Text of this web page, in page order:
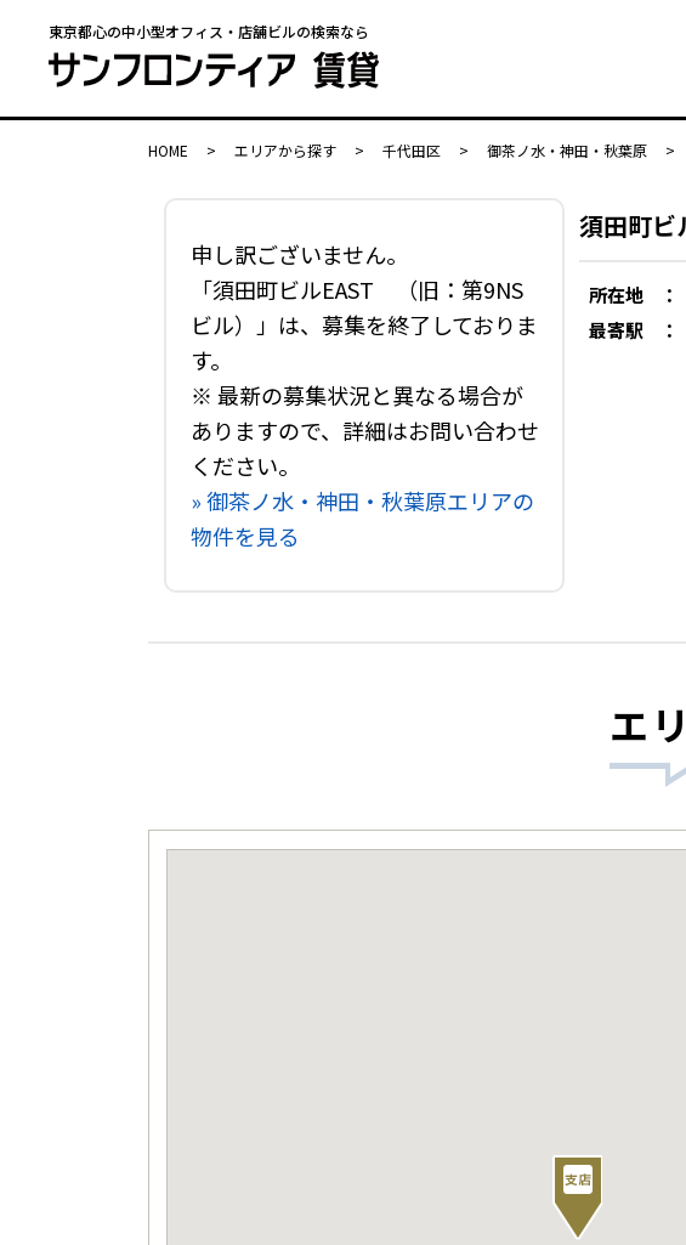
東京都心の中小型オフィス・店舗ビルの検索なら
HOME > エリアから探す > 千代田区 > 御茶ノ水・神田・秋葉原 >
申し訳ございません。
「須田町ビルEAST （旧：第9NS
ビル）」は、募集を終了しておりま
す。
※ 最新の募集状況と異なる場合が
ありますので、詳細はお問い合わせ
ください。
» 御茶ノ水・神田・秋葉原エリアの
物件を見る
須田町ビ
所在地 ：
最寄駅
：
エ